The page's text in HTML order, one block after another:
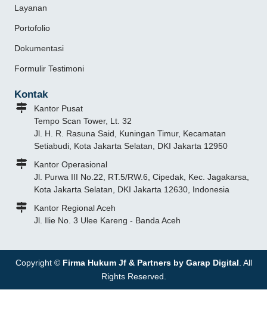
Layanan
Portofolio
Dokumentasi
Formulir Testimoni
Kontak
Kantor Pusat
Tempo Scan Tower, Lt. 32
Jl. H. R. Rasuna Said, Kuningan Timur, Kecamatan
Setiabudi, Kota Jakarta Selatan, DKI Jakarta 12950
Kantor Operasional
Jl. Purwa III No.22, RT.5/RW.6, Cipedak, Kec. Jagakarsa,
Kota Jakarta Selatan, DKI Jakarta 12630, Indonesia
Kantor Regional Aceh
Jl. Ilie No. 3 Ulee Kareng - Banda Aceh
Copyright © Firma Hukum Jf & Partners by Garap Digital . All
Rights Reserved.